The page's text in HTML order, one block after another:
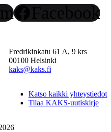
Facebook
Fredrikinkatu 61 A, 9 krs
00100 Helsinki
kaks@kaks.fi
Katso kaikki yhteystiedot
Tilaa KAKS-uutiskirje